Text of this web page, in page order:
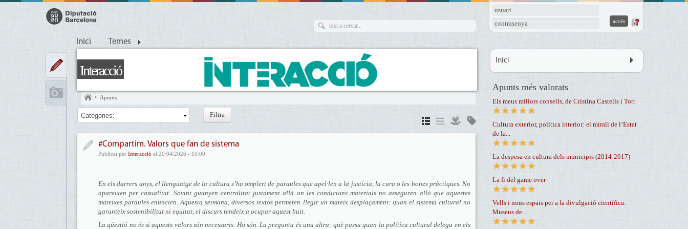
usuari
contrasenya
Inici Temes
Interacció
Apunts
Categories:
#Compartim. Valors que fan de sistema
Publicat per Interacció el 20/04/2026 - 10:00
En els darrers anys, el llenguatge de la cultura s’ha omplert de paraules que apel·len a la justícia, la cura o les bones pràctiques. No
apareixen per casualitat. Sovint guanyen centralitat justament allà on les condicions materials no asseguren allò que aquestes
mateixes paraules enuncien. Aquesta setmana, diversos textos permeten llegir un mateix desplaçament: quan el sistema cultural no
garanteix sostenibilitat ni equitat, el discurs tendeix a ocupar aquest buit.
La qüestió no és si aquests valors són necessaris. Ho són. La pregunta és una altra: què passa quan la política cultural delega en els
Inici
Apunts més valorats
Els meus millors consells, de Cristina Castells i Tort
Cultura exterior, política interior: el mirall de l’Estat
de la...
La despesa en cultura dels municipis (2014-2017)
La fi del game over
Vells i nous espais per a la divulgació científica.
Museus de...